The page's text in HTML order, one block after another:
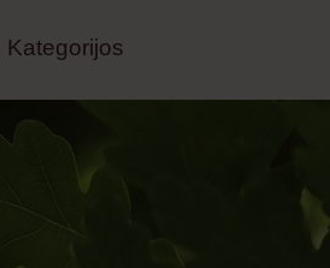
Kategorijos